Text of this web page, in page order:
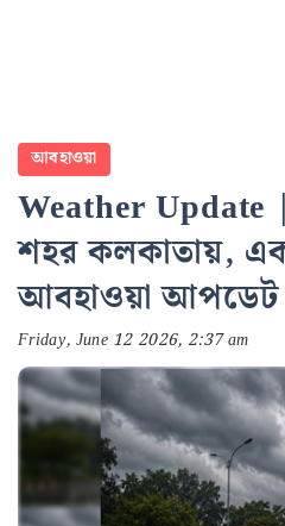
আবহাওয়া
Weather Update |
শহর কলকাতায়,
আবহাওয়া আপডেট
Friday, June 12 2026, 2:37 am